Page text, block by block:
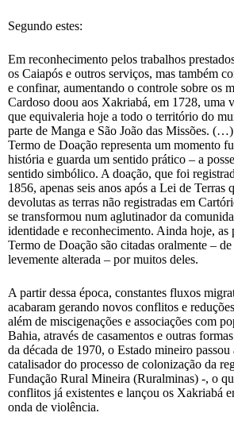
Segundo estes:
Em reconhecimento pelos trabalhos
os Caiapós e outros serviços, mas também
e confinar, aumentando o controle sobre os
Cardoso doou aos Xakriabá, em 1728, uma
que equivaleria hoje a todo o território do
parte de Manga e São João das Missões.
Termo de Doação representa um momento
história e guarda um sentido prático – a
sentido simbólico. A doação, que foi
1856, apenas seis anos após a Lei de Terras
devolutas as terras não registradas em
se transformou num aglutinador da
identidade e reconhecimento. Ainda hoje, as
Termo de Doação são citadas oralmente –
levemente alterada – por muitos deles.
A partir dessa época, constantes fluxos
acabaram gerando novos conflitos e
além de miscigenações e associações com
Bahia, através de casamentos e outras
da década de 1970, o Estado mineiro passou
catalisador do processo de colonização da
Fundação Rural Mineira (Ruralminas) -, o
conflitos já existentes e lançou os Xakriabá
onda de violência.